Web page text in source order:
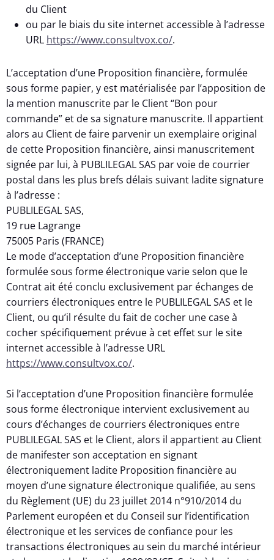
du Client
ou par le biais du site internet accessible à l’adresse
URL https://www.consultvox.co/.
L’acceptation d’une Proposition financière, formulée
sous forme papier, y est matérialisée par l’apposition de
la mention manuscrite par le Client “Bon pour
commande” et de sa signature manuscrite. Il appartient
alors au Client de faire parvenir un exemplaire original
de cette Proposition financière, ainsi manuscritement
signée par lui, à PUBLILEGAL SAS par voie de courrier
postal dans les plus brefs délais suivant ladite signature
à l’adresse :
PUBLILEGAL SAS,
19 rue Lagrange
75005 Paris (FRANCE)
Le mode d’acceptation d’une Proposition financière
formulée sous forme électronique varie selon que le
Contrat ait été conclu exclusivement par échanges de
courriers électroniques entre le PUBLILEGAL SAS et le
Client, ou qu’il résulte du fait de cocher une case à
cocher spécifiquement prévue à cet effet sur le site
internet accessible à l’adresse URL
https://www.consultvox.co/.
Si l’acceptation d’une Proposition financière formulée
sous forme électronique intervient exclusivement au
cours d’échanges de courriers électroniques entre
PUBLILEGAL SAS et le Client, alors il appartient au Client
de manifester son acceptation en signant
électroniquement ladite Proposition financière au
moyen d’une signature électronique qualifiée, au sens
du Règlement (UE) du 23 juillet 2014 n°910/2014 du
Parlement européen et du Conseil sur l’identification
électronique et les services de confiance pour les
transactions électroniques au sein du marché intérieur